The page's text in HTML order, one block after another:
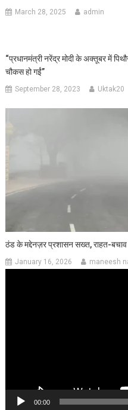
March 28, 2025 admin
“प्रधानमंत्री नरेंद्र मोदी के अक्तूबर में
चौकस हो गईं”
September 28, 2023 Uktak20
ठंड के मद्देनज़र प्रशासन सख्त, राहत-बचाव
January 16, 2026 maneesh
00:00